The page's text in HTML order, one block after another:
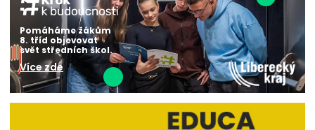
Pomáháme žákům
8. tříd objevovat
svět středních škol.
Více zde